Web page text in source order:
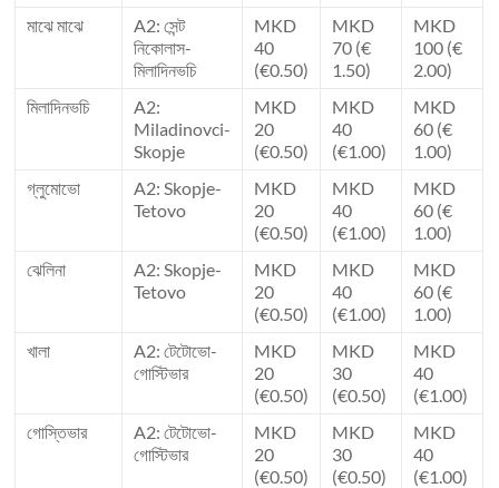
মাঝে মাঝে
A2: সেন্ট
নিকোলাস-
মিলাদিনভচি
MKD
40
(€0.50)
MKD
70 (€
1.50)
MKD
100 (€
2.00)
মিলাদিনভচি
A2:
Miladinovci-
Skopje
MKD
20
(€0.50)
MKD
40
(€1.00)
MKD
60 (€
1.00)
গ্লুমোভো
A2: Skopje-
Tetovo
MKD
20
(€0.50)
MKD
40
(€1.00)
MKD
60 (€
1.00)
ঝেলিনা
A2: Skopje-
Tetovo
MKD
20
(€0.50)
MKD
40
(€1.00)
MKD
60 (€
1.00)
খালা
A2: টেটোভো-
গোস্টিভার
MKD
20
(€0.50)
MKD
30
(€0.50)
MKD
40
(€1.00)
গোস্তিভার
A2: টেটোভো-
গোস্টিভার
MKD
20
(€0.50)
MKD
30
(€0.50)
MKD
40
(€1.00)